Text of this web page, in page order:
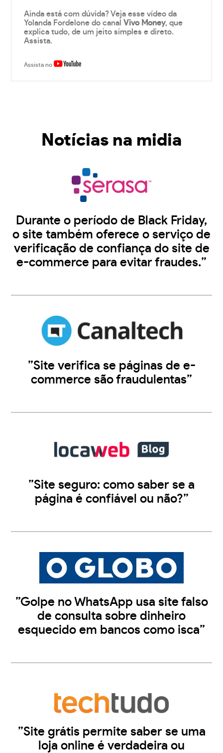
Ainda está com dúvida? Veja esse vídeo da
Yolanda Fordelone do canalVivo Money, que
explica tudo, de um jeito simples e direto.
Assista.
Assista no
Notícias na midia
Durante o período de Black Friday,
o site também oferece o serviço de
verificação de confiança do site de
e-commerce para evitar fraudes.”
”Site verifica se páginas de e-
commerce são fraudulentas”
”Site seguro: como saber se a
página é confiável ou não?”
”Golpe no WhatsApp usa site falso
de consulta sobre dinheiro
esquecido em bancos como isca”
”Site grátis permite saber se uma
loja online é verdadeira ou